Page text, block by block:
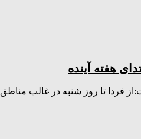
هفته آینده
فردا تا روز شنبه در غالب